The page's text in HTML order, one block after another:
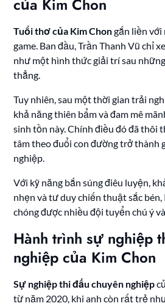
của Kim Chon
Tuổi thơ của Kim Chongắn liền với
game. Ban đầu, Trần Thanh Vũ chỉ
như một hình thức giải trí sau
thẳng.
Tuy nhiên, sau một thời gian trải
khả năng thiên bẩm và đam mê
sinh tồn này. Chính điều đó đã thôi
tâm theo đuổi con đường trở thành
nghiệp.
Với kỹ năng bắn súng điêu luyện,
nhẹn và tư duy chiến thuật sắc
chóng được nhiều đội tuyển chú ý
Hành trình sự nghiệp
nghiệp của Kim Chon
Sự nghiệp thi đấu chuyên nghiệp
từ năm 2020, khi anh còn rất trẻ